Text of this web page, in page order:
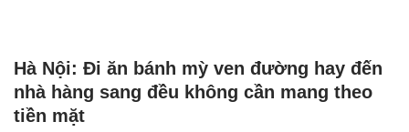
Hà Nội: Đi ăn bánh mỳ ven đường hay đến
nhà hàng sang đều không cần mang theo
tiền mặt